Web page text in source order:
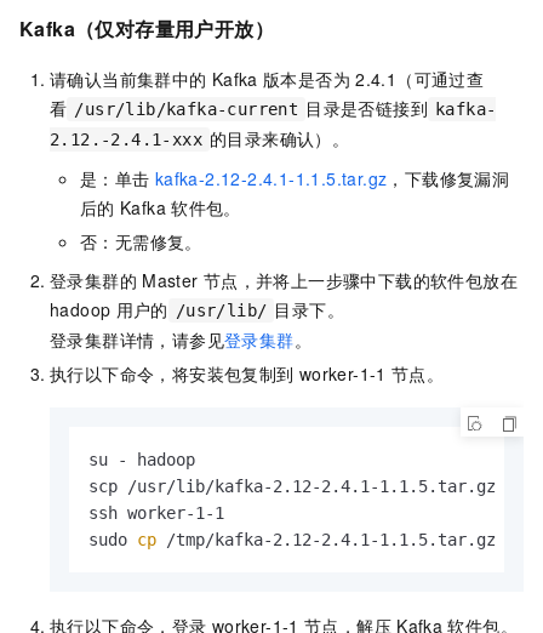
Kafka（仅对存量用户开放）
请确认当前集群中的 Kafka 版本是否为 2.4.1（可通过查
看 /usr/lib/kafka-current 目录是否链接到
kafka-
2.12.-2.4.1-xxx 的目录来确认）。
是：单击 kafka-2.12-2.4.1-1.1.5.tar.gz ，下载修复漏洞
后的 Kafka 软件包。
否：无需修复。
登录集群的 Master 节点，并将上一步骤中下载的软件包放在
hadoop 用户的 /usr/lib/ 目录下。
登录集群详情，请参见登录集群。
执行以下命令，将安装包复制到 worker-1-1 节点。
su - hadoop
scp /usr/lib/kafka-2.12-2.4.1-1.1.5.tar.gz
ssh worker-1-1
sudo cp /tmp/kafka-2.12-2.4.1-1.1.5.tar.gz /
执行以下命令，登录 worker-1-1 节点，解压 Kafka 软件包。